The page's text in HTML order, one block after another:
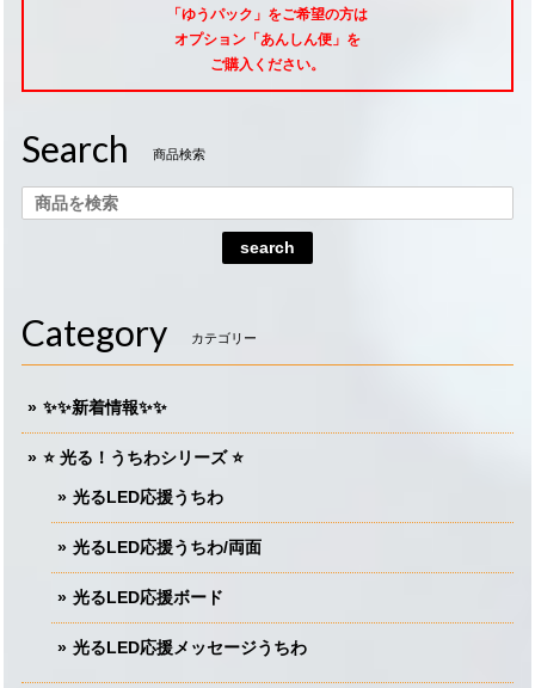
「ゆうパック」をご希望の方は
オプション「あんしん便」 を
ご購入ください。
Search 商品検索
search
Category カテゴリー
✨✨新着情報✨✨
⭐️ 光る！うちわシリーズ ⭐️
光るLED応援うちわ
光るLED応援うちわ/両面
光るLED応援ボード
光るLED応援メッセージうちわ